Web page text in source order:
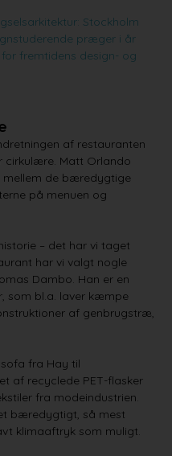
Stockholm
præger i år
fremtidens design- og
af restauranten
cirkulære. Matt Orlando
de bæredygtige
på menuen og
– det har vi taget
har vi valgt nogle
Dambo. Han er en
som bl.a. laver kæmpe
af genbrugstræ,
fra Hay til
af recyclede PET-flasker
fra modeindustrien.
bæredygtigt, så mest
klimaaftryk som muligt.